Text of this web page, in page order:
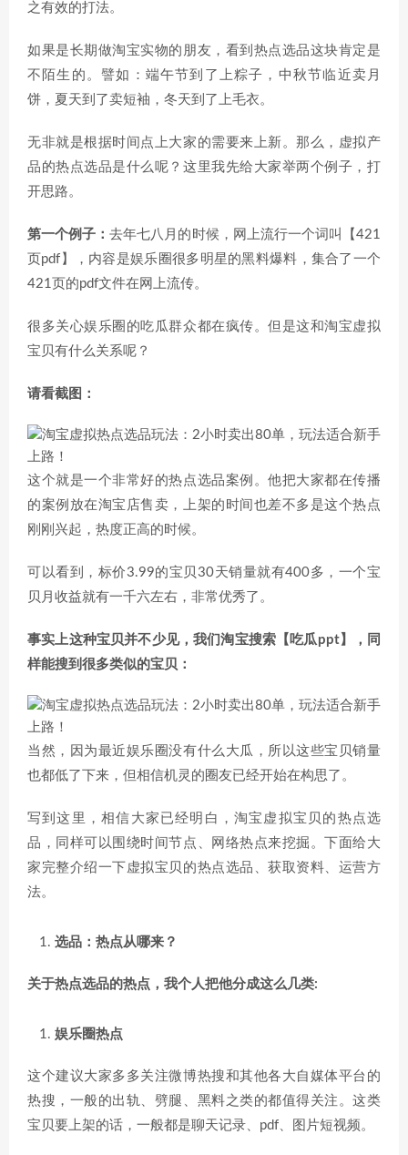
之有效的打法。
如果是长期做淘宝实物的朋友，看到热点选品这块肯定是
不陌生的。譬如：端午节到了上粽子，中秋节临近卖月
饼，夏天到了卖短袖，冬天到了上毛衣。
无非就是根据时间点上大家的需要来上新。那么，虚拟产
品的热点选品是什么呢？这里我先给大家举两个例子，打
开思路。
第一个例子：去年七八月的时候，网上流行一个词叫【421
页pdf】，内容是娱乐圈很多明星的黑料爆料，集合了一个
421页的pdf文件在网上流传。
很多关心娱乐圈的吃瓜群众都在疯传。但是这和淘宝虚拟
宝贝有什么关系呢？
请看截图：
这个就是一个非常好的热点选品案例。他把大家都在传播
的案例放在淘宝店售卖，上架的时间也差不多是这个热点
刚刚兴起，热度正高的时候。
可以看到，标价3.99的宝贝30天销量就有400多，一个宝
贝月收益就有一千六左右，非常优秀了。
事实上这种宝贝并不少见，我们淘宝搜索【吃瓜ppt】，同
样能搜到很多类似的宝贝：
当然，因为最近娱乐圈没有什么大瓜，所以这些宝贝销量
也都低了下来，但相信机灵的圈友已经开始在构思了。
写到这里，相信大家已经明白，淘宝虚拟宝贝的热点选
品，同样可以围绕时间节点、网络热点来挖掘。下面给大
家完整介绍一下虚拟宝贝的热点选品、获取资料、运营方
法。
选品：热点从哪来？
关于热点选品的热点，我个人把他分成这么几类:
娱乐圈热点
这个建议大家多多关注微博热搜和其他各大自媒体平台的
热搜，一般的出轨、劈腿、黑料之类的都值得关注。这类
宝贝要上架的话，一般都是聊天记录、pdf、图片短视频。